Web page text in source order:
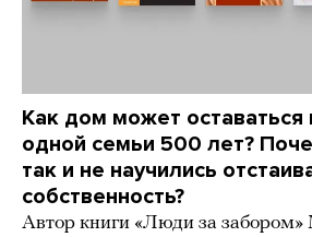
Как дом может оставаться
одной семьи 500 лет?
так и не научились
собственность?
Автор книги «Люди за